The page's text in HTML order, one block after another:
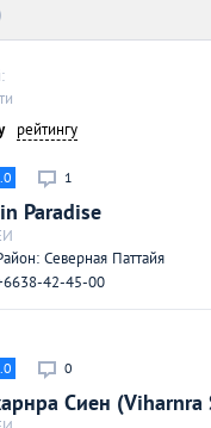
рейтингу
1
Paradise
Северная Паттайя
42-45-00
0
Сиен (Viharnra